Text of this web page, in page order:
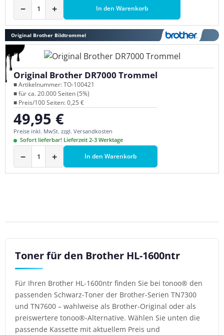
− + In den Warenkorb
Original Brother Bildtrommel
Original Brother DR7000 Trommel
■ Artikelnummer: TO-100421
■ für ca. 20.000 Seiten (5%)
■ Preis/100 Seiten: 0,25 €
Regulärer Preis:
49,95 €
Preise inkl. MwSt. zzgl. Versandkosten
Sofort lieferbar! Lieferzeit 2-3 Werktage
− + In den Warenkorb
Toner für den Brother HL-1600ntr
Für Ihren Brother HL-1600ntr finden Sie bei tonoo® den
passenden Schwarz-Toner der Brother-Serien TN7300
und TN7600 – wahlweise als Brother-Original oder als
preiswertere tonoo®-Alternative. Wählen Sie unten die
passende Kassette mit aktuellem Preis und